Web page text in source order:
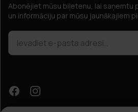
Abonējiet mūsu biļetenu, lai saņemtu
un informāciju par mūsu jaunākajiem